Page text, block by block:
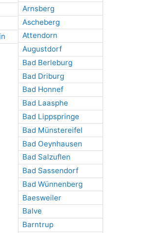
Arnsberg
Ascheberg
Attendorn
Augustdorf
Bad Berleburg
Bad Driburg
Bad Honnef
Bad Laasphe
Bad Lippspringe
Bad Münstereifel
Bad Oeynhausen
Bad Salzuflen
Bad Sassendorf
Bad Wünnenberg
Baesweiler
Balve
Barntrup